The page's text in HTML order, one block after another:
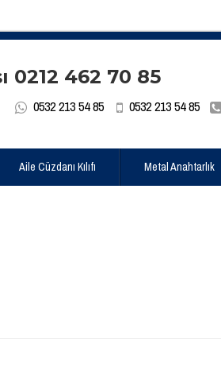
0532 213 54 85 0532 213 54 85
Aile Cüzdanı Kılıfı Metal Anahtarlık